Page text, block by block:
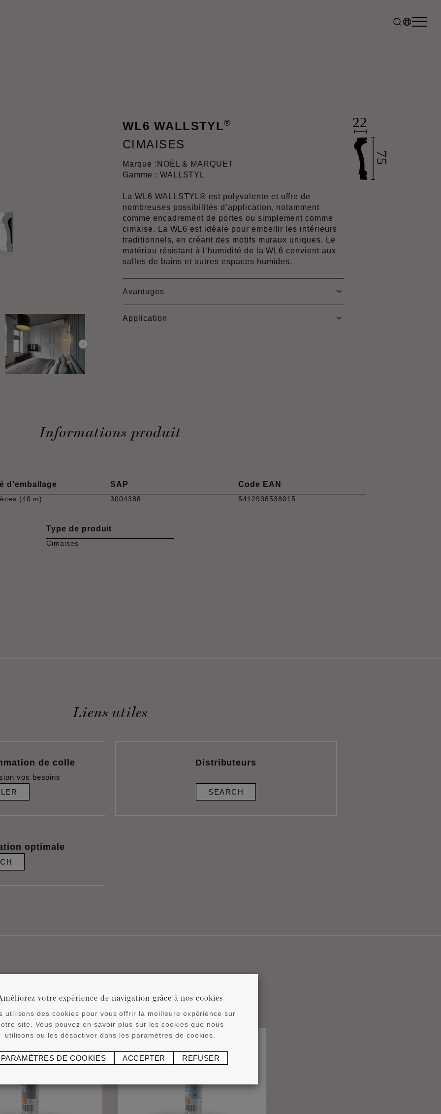
WL6 WALLSTYL®
CIMAISES
Marque : NOËL & MARQUET
Gamme : WALLSTYL
La WL6 WALLSTYL® est polyvalente et offre de
nombreuses possibilités d’application, notamment
comme encadrement de portes ou simplement comme
cimaise. La WL6 est idéale pour embellir les intérieurs
traditionnels, en créant des motifs muraux uniques. Le
matériau résistant à l’humidité de la WL6 convient aux
salles de bains et autres espaces humides.
Avantages
Application
Informations produit
d’emballage
(40 m)
SAP
3004388
Code EAN
5412938538015
Type de produit
Cimaises
Liens utiles
de colle
vos besoins
Distributeurs
SEARCH
optimale
votre expérience de navigation grâce à nos cookies
utilisons des cookies pour vous offrir la meilleure expérience sur
site. Vous pouvez en savoir plus sur les cookies que nous
utilisons ou les désactiver dans les paramètres de cookies.
PARAMÈTRES DE COOKIES ACCEPTER REFUSER